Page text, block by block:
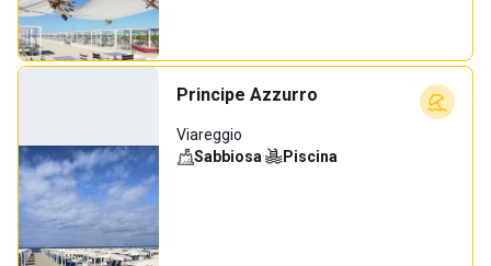
Principe Azzurro
Viareggio
Sabbiosa· Piscina